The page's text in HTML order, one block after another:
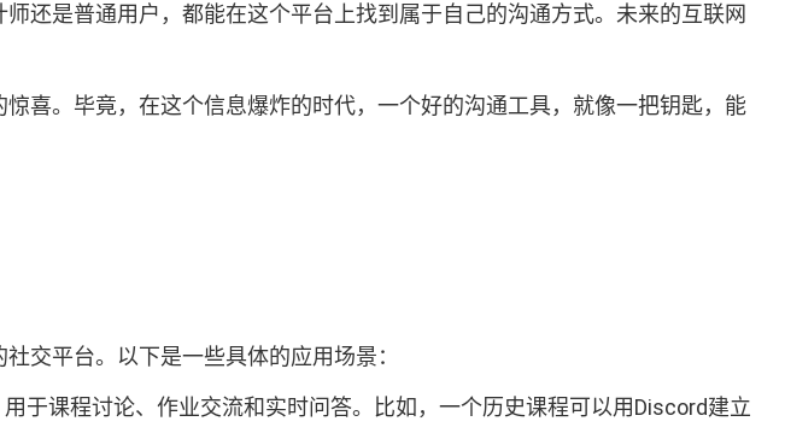
还是普通用户，都能在这个平台上找到属于自己的沟通方式。未来的互联网
喜。毕竟，在这个信息爆炸的时代，一个好的沟通工具，就像一把钥匙，能
交平台。以下是一些具体的应用场景：
于课程讨论、作业交流和实时问答。比如，一个历史课程可以用Discord建立